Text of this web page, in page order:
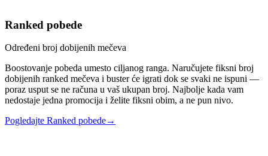
Ranked pobede
Određeni broj dobijenih mečeva
Boostovanje pobeda umesto ciljanog ranga. Naručujete fiksni broj
dobijenih ranked mečeva i buster će igrati dok se svaki ne ispuni —
poraz usput se ne računa u vaš ukupan broj. Najbolje kada vam
nedostaje jedna promocija i želite fiksni obim, a ne pun nivo.
Pogledajte Ranked pobede→